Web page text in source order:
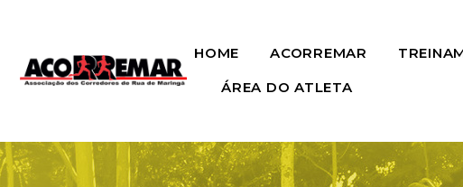
HOME ACORREMAR
ÁREA DO ATLETA